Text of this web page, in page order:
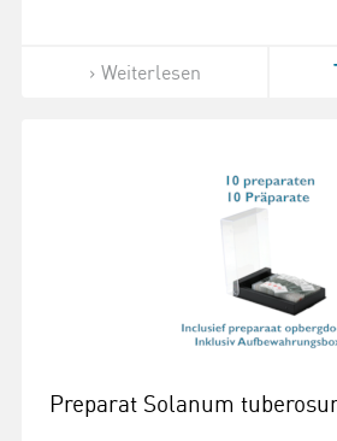
Weiterlesen
Preparat Solanum